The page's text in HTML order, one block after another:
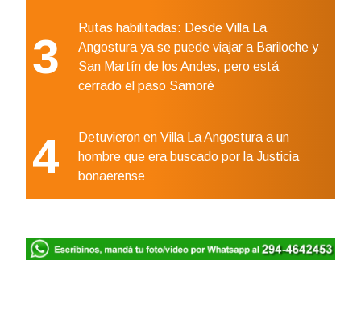
3
Rutas habilitadas: Desde Villa La
Angostura ya se puede viajar a Bariloche y
San Martín de los Andes, pero está
cerrado el paso Samoré
4
Detuvieron en Villa La Angostura a un
hombre que era buscado por la Justicia
bonaerense